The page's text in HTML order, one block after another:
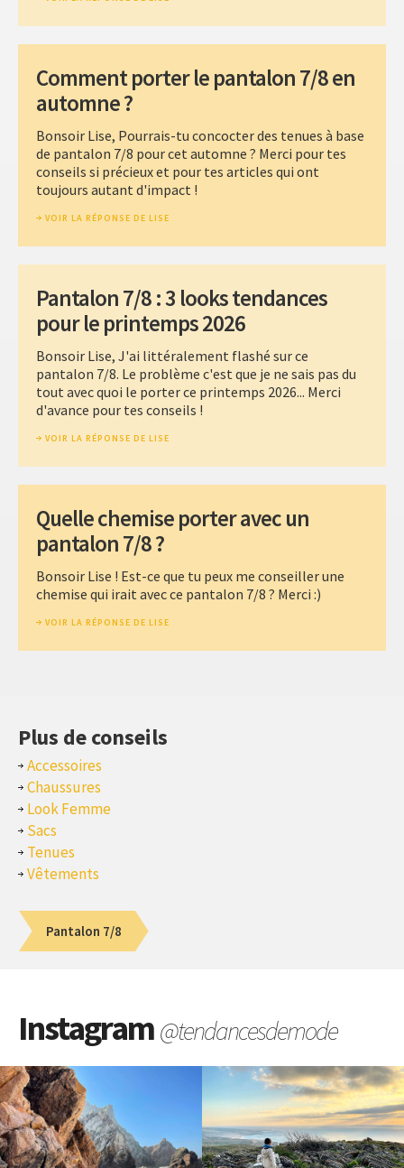
Comment porter le pantalon 7/8 en
automne ?
Bonsoir Lise, Pourrais-tu concocter des tenues à base
de pantalon 7/8 pour cet automne ? Merci pour tes
conseils si précieux et pour tes articles qui ont
toujours autant d'impact !
VOIR LA RÉPONSE DE LISE
Pantalon 7/8 : 3 looks tendances
pour le printemps 2026
Bonsoir Lise, J'ai littéralement flashé sur ce
pantalon 7/8. Le problème c'est que je ne sais pas du
tout avec quoi le porter ce printemps 2026... Merci
d'avance pour tes conseils !
VOIR LA RÉPONSE DE LISE
Quelle chemise porter avec un
pantalon 7/8 ?
Bonsoir Lise ! Est-ce que tu peux me conseiller une
chemise qui irait avec ce pantalon 7/8 ? Merci :)
VOIR LA RÉPONSE DE LISE
Plus de conseils
Accessoires
Chaussures
Look Femme
Sacs
Tenues
Vêtements
Pantalon 7/8
Instagram@tendancesdemode